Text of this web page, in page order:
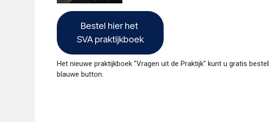
Bestel hier het
SVA praktijkboek
Het nieuwe praktijkboek "Vragen uit de Praktijk" kunt u gratis
blauwe button.